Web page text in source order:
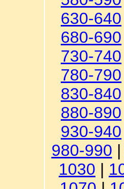
630-640
680-690
730-740
780-790
830-840
880-890
930-940
980-990 |
1030 |